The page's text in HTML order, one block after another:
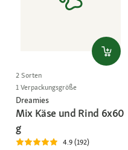
2 Sorten
1 Verpackungsgröße
Dreamies
Mix Käse und Rind 6x60
g
4.9 (192)